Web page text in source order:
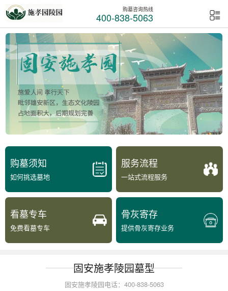
购墓咨询热线
400-838-5063
购墓须知
如何挑选墓地
服务流程
一站式流程服务
看墓专车
免费看墓专车
骨灰寄存
提供骨灰寄存业务
固安施孝陵园墓型
固安施孝陵园电话：400-838-5063